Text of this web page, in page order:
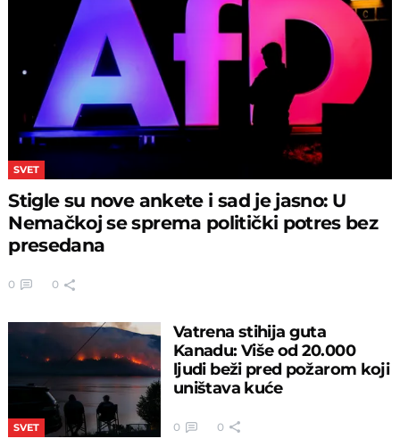
SVET
Stigle su nove ankete i sad je jasno: U
Nemačkoj se sprema politički potres bez
presedana
0 0
SVET
Vatrena stihija guta
Kanadu: Više od 20.000
ljudi beži pred požarom koji
uništava kuće
0 0